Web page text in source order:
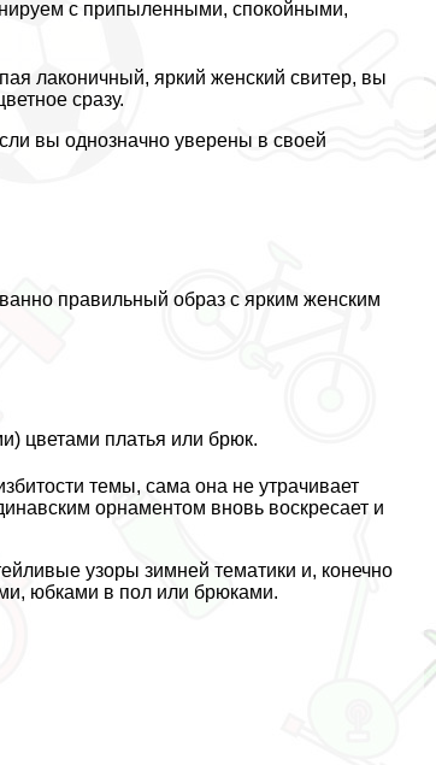
с припыленными, спокойными,
лаконичный, яркий женский свитер, вы
сразу.
вы однозначно уверены в своей
правильный образ с ярким женским
цветами платья или брюк.
темы, сама она не утрачивает
орнаментом вновь воскресает и
узоры зимней тематики и, конечно
юбками в пол или брюками.